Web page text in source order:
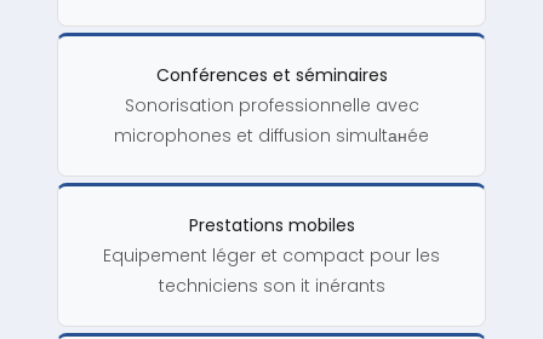
Conférences et séminaires
Sonorisation professionnelle avec
microphones et diffusion simultанée
Prestations mobiles
Equipement léger et compact pour les
techniciens son it inérants